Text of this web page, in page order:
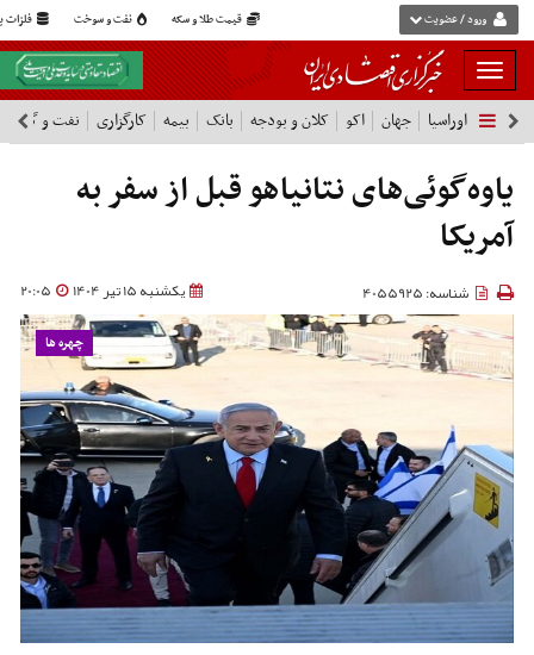
قیمت طلا و سکه نفت و سوخت فلزات ورود / عضویت
بار
و
بسته
نمودن
فهرست
اوراسیا جهان اکو کلان و بودجه بانک بیمه کارگزاری نفت و گاز
یاوه‌گوئی‌های نتانیاهو قبل از سفر به
آمریکا
یکشنبه 15 تیر 1404 20:05 شناسه: 4055925
چهره ها